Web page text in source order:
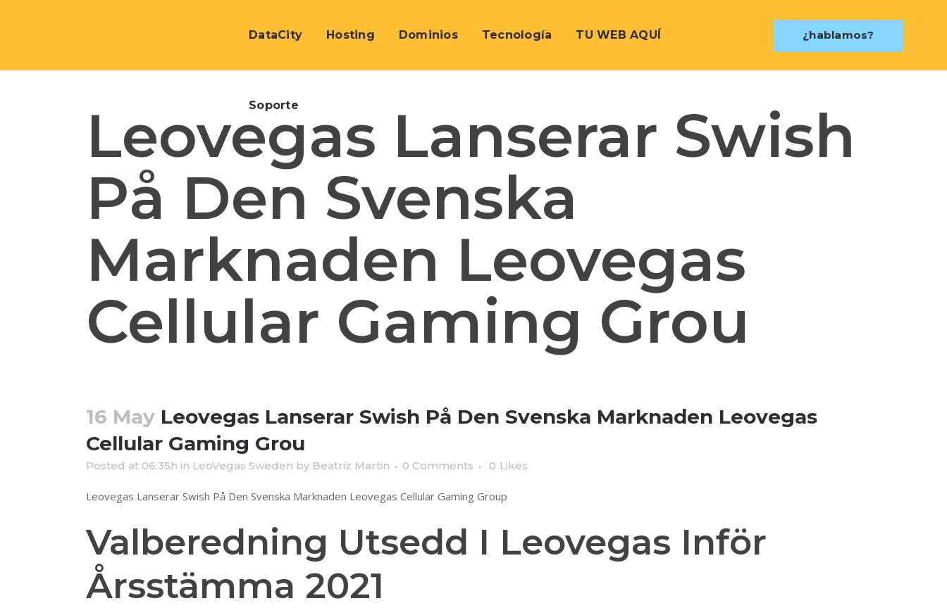
¿hablamos?
DataCity Hosting Dominios Tecnología TU WEB AQUÍ
Soporte
Leovegas Lanserar Swish
På Den Svenska
Marknaden Leovegas
Cellular Gaming Grou
16 May Leovegas Lanserar Swish På Den Svenska Marknaden Leovegas
Cellular Gaming Grou
Posted at 06:35h in LeoVegas Sweden by Beatriz Martin 0 Comments 0 Likes
Leovegas Lanserar Swish På Den Svenska Marknaden Leovegas Cellular Gaming Group
Valberedning Utsedd I Leovegas Inför
Årsstämma 2021